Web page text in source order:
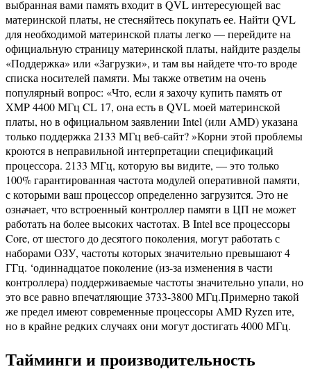
выбранная вами память входит в QVL интересующей вас
материнской платы, не стесняйтесь покупать ее. Найти QVL
для необходимой материнской платы легко — перейдите на
официальную страницу материнской платы, найдите разделы
«Поддержка» или «Загрузки», и там вы найдете что-то вроде
списка носителей памяти. Мы также ответим на очень
популярный вопрос: «Что, если я захочу купить память от
XMP 4400 МГц CL 17, она есть в QVL моей материнской
платы, но в официальном заявлении Intel (или AMD) указана
только поддержка 2133 МГц веб-сайт? »Корни этой проблемы
кроются в неправильной интерпретации спецификаций
процессора. 2133 МГц, которую вы видите, — это только
100% гарантированная частота модулей оперативной памяти,
с которыми ваш процессор определенно загрузится. Это не
означает, что встроенный контроллер памяти в ЦП не может
работать на более высоких частотах. В Intel все процессоры
Core, от шестого до десятого поколения, могут работать с
наборами ОЗУ, частоты которых значительно превышают 4
ГГц. ‘одиннадцатое поколение (из-за изменения в части
контроллера) поддерживаемые частоты значительно упали, но
это все равно впечатляющие 3733-3800 МГц.Примерно такой
же предел имеют современные процессоры AMD Ryzen ите,
но в крайне редких случаях они могут достигать 4000 МГц.
Тайминги и производительность